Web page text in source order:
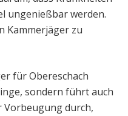
ungenießbar werden.
Kammerjäger zu
für Obereschach
sondern führt auch
Vorbeugung durch,